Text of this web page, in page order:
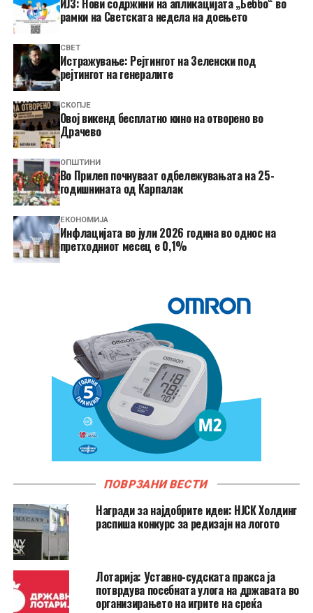
ИЈЗ: Нови содржини на апликацијата „Беббо“ во
рамки на Светската недела на доењето
СВЕТ
Истражување: Рејтингот на Зеленски под
рејтингот на генералите
СКОПЈЕ
​Овој викенд бесплатно кино на отворено во
Драчево
ОПШТИНИ
Во Прилеп почнуваат одбележувањата на 25-
годишнината од Карпалак
ЕКОНОМИЈА
Инфлацијата во јули 2026 година во однос на
претходниот месец е 0,1%
ПОВРЗАНИ ВЕСТИ
Награди за најдобрите идеи: НЈСК Холдинг
распиша конкурс за редизајн на логото
Лотарија: Уставно-судската пракса ја
потврдува посебната улога на државата во
организирањето на игрите на среќа